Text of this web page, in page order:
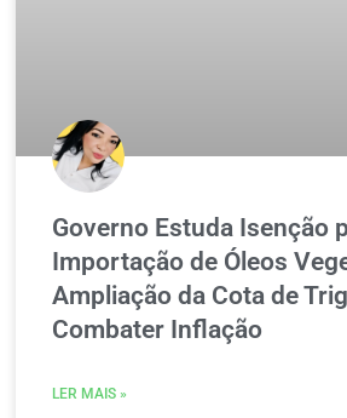
Governo Estuda Isenção
Importação de Óleos
Ampliação da Cota de
Combater Inflação
LER MAIS »